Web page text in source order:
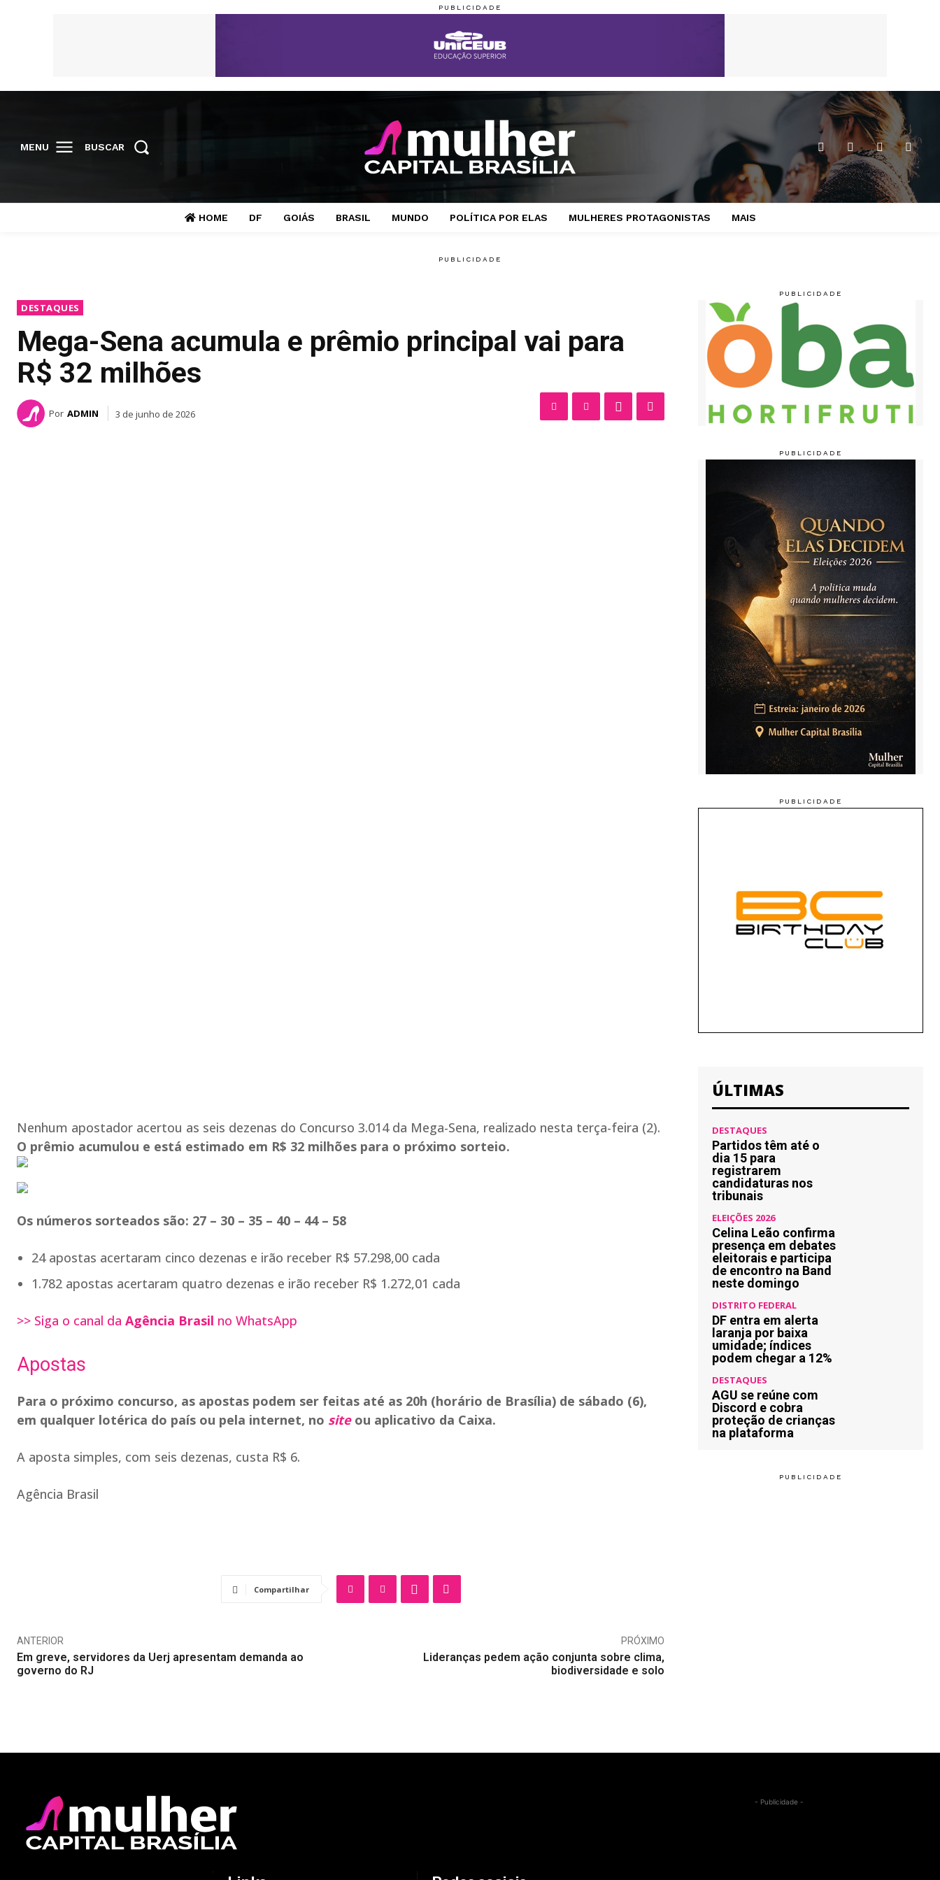
MENU BUSCAR
HOME DF GOIÁS BRASIL MUNDO POLÍTICA POR ELAS MULHERES PROTAGONISTAS MAIS
DESTAQUES
Mega-Sena acumula e prêmio principal vai para
R$ 32 milhões
Por ADMIN 3 de junho de 2026
Nenhum apostador acertou as seis dezenas do Concurso 3.014 da Mega-Sena, realizado nesta terça-feira (2).
O prêmio acumulou e está estimado em R$ 32 milhões para o próximo sorteio.
Os números sorteados são: 27 – 30 – 35 – 40 – 44 – 58
24 apostas acertaram cinco dezenas e irão receber R$ 57.298,00 cada
1.782 apostas acertaram quatro dezenas e irão receber R$ 1.272,01 cada
>> Siga o canal da Agência Brasil no WhatsApp
Apostas
Para o próximo concurso, as apostas podem ser feitas até as 20h (horário de Brasília) de sábado (6),
em qualquer lotérica do país ou pela internet, no siteou aplicativo da Caixa.
A aposta simples, com seis dezenas, custa R$ 6.
Agência Brasil
Compartilhar
ANTERIOR
Em greve, servidores da Uerj apresentam demanda ao
governo do RJ
PRÓXIMO
Lideranças pedem ação conjunta sobre clima,
biodiversidade e solo
ÚLTIMAS
DESTAQUES
Partidos têm até o
dia 15 para
registrarem
candidaturas nos
tribunais
ELEIÇÕES 2026
Celina Leão confirma
presença em debates
eleitorais e participa
de encontro na Band
neste domingo
DISTRITO FEDERAL
DF entra em alerta
laranja por baixa
umidade; índices
podem chegar a 12%
DESTAQUES
AGU se reúne com
Discord e cobra
proteção de crianças
na plataforma
- Publicidade -